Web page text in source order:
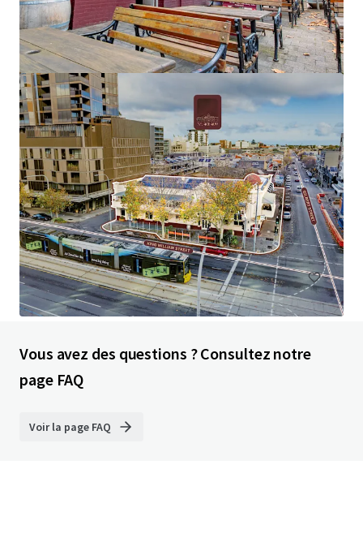
Wisemans Inn Hotel, Wisemans Ferry
5545 Old Northern Road, Wisemans Ferry, NSW, 2775, AU
11 Unités de mesure
Hôtellerie Remise des offres: 18 jours
Vous avez des questions ? Consultez notre
page FAQ
Voir la page FAQ